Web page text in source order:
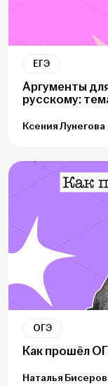
ЕГЭ
Аргументы
русскому:
Ксения Лунегова
ОГЭ
Как прошёл
Наталья